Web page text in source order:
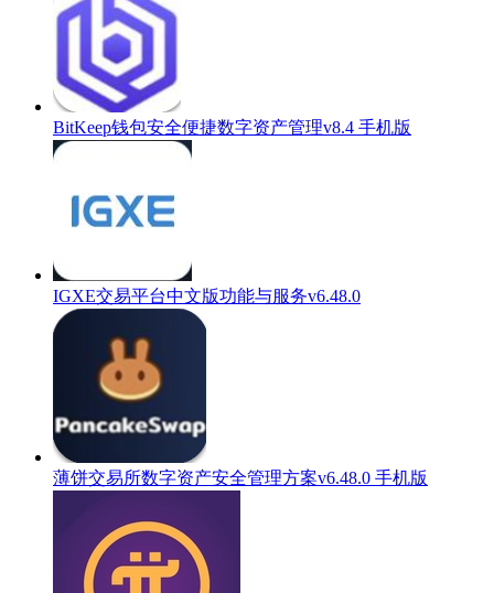
BitKeep钱包安全便捷数字资产管理v8.4 手机版
IGXE交易平台中文版功能与服务v6.48.0
薄饼交易所数字资产安全管理方案v6.48.0 手机版